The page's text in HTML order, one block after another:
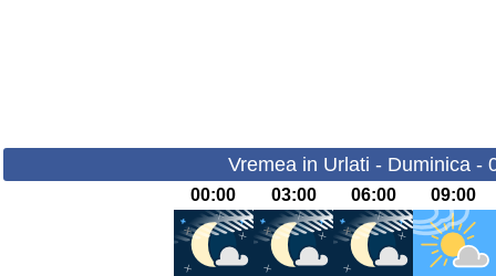
Vremea in Urlati - Duminica -
00:00 03:00 06:00 09:00